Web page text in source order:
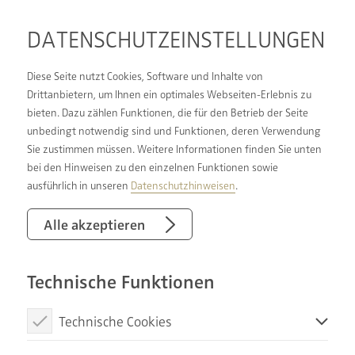
DATENSCHUTZ­EINSTELLUNGEN
Diese Seite nutzt Cookies, Software und Inhalte von
Drittanbietern, um Ihnen ein optimales Webseiten-Erlebnis zu
bieten. Dazu zählen Funktionen, die für den Betrieb der Seite
unbedingt notwendig sind und Funktionen, deren Verwendung
Sie zustimmen müssen. Weitere Informationen finden Sie unten
bei den Hinweisen zu den einzelnen Funktionen sowie
ausführlich in unseren Datenschutzhinweisen.
Alle akzeptieren
Technische Funktionen
Technische Cookies
Als MEISTER DER ELEMENTE bieten wir Ihnen Voll-
Service rund um die Haustechnik.
Zusätzlich zur Marke DIE BADGESTALTER führen
wir die Marke MEISTER DER ELEMENTE. So haben
Sie die Sicherheit, dass wir Ihnen auch in Fragen
Dienstleistungen bieten. Unser Service umfasst
die Beratung, die Planung und Ausführung bis hin
zur Wartung und Instandsetzung Ihrer